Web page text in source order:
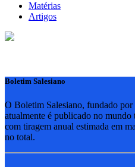
Matérias
Artigos
Boletim Salesiano
O Boletim Salesiano, fundado
atualmente é publicado no
com tiragem anual estimada em
no total.